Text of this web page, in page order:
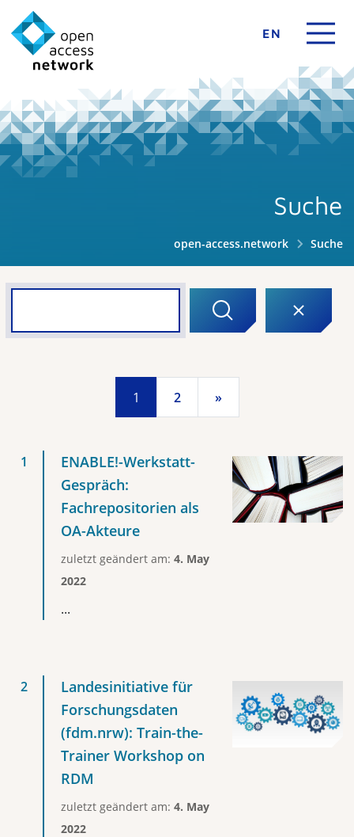
EN
Suche
open-access.network Suche
1 2 »
ENABLE!-Werkstatt-
Gespräch:
Fachrepositorien als
OA-Akteure
zuletzt geändert am: 4. May
2022
...
Landesinitiative für
Forschungsdaten
(fdm.nrw): Train-the-
Trainer Workshop on
RDM
zuletzt geändert am: 4. May
2022